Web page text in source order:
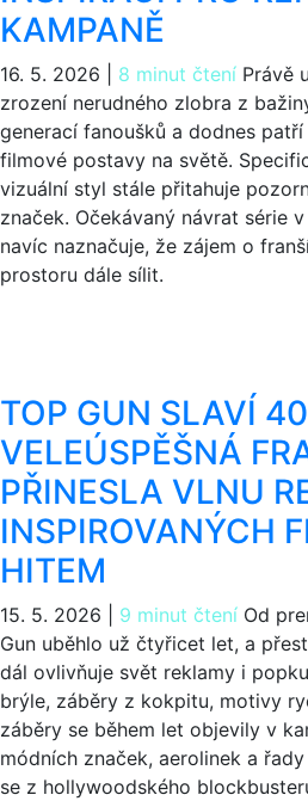
KAMPANĚ
16. 5. 2026 8 minut čtení Právě
zrození nerudného zlobra z
generací fanoušků a dodnes
filmové postavy na světě.
vizuální styl stále přitahuje
značek. Očekávaný návrat série
navíc naznačuje, že zájem o
prostoru dále sílit.
TOP GUN SLAVÍ
VELEÚSPĚŠNÁ
PŘINESLA VLNU
INSPIROVANÝCH
HITEM
15. 5. 2026 9 minut čtení Od
Gun uběhlo už čtyřicet let, a
dál ovlivňuje svět reklamy i
brýle, záběry z kokpitu, motivy
záběry se během let objevily v
módních značek, aerolinek a
se z hollywoodského